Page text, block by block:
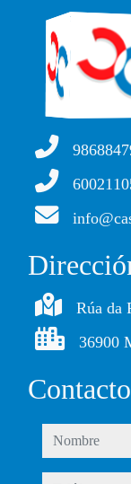
Rúa da
36900
Contacto
nombre